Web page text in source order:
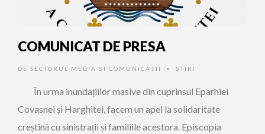
COMUNICAT DE PRESA
DE SECTORUL MEDIA ȘI COMUNICAȚII • ŞTIRI
În urma inundațiilor masive din cuprinsul Eparhiei
Covasnei și Harghitei, facem un apel la solidaritate
creștină cu sinistrații și familiile acestora. Episcopia